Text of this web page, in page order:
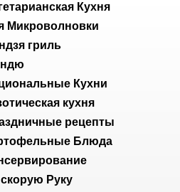
Кухня
Микроволновки
гриль
Кухни
кухня
рецепты
Блюда
Руку